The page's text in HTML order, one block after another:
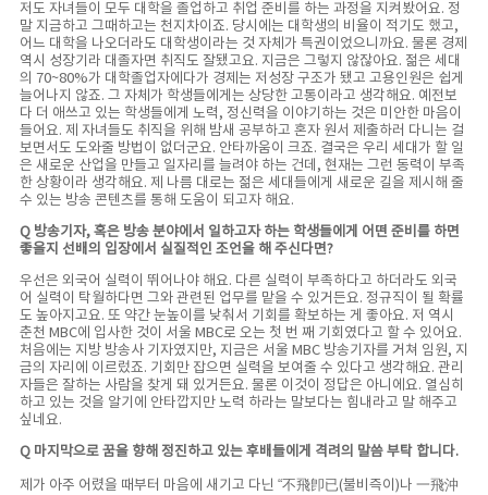
저도 자녀들이 모두 대학을 졸업하고 취업 준비를 하는 과정을 지켜봤어요. 정
말 지금하고 그때하고는 천지차이죠. 당시에는 대학생의 비율이 적기도 했고,
어느 대학을 나오더라도 대학생이라는 것 자체가 특권이었으니까요. 물론 경제
역시 성장기라 대졸자면 취직도 잘됐고요. 지금은 그렇지 않잖아요. 젊은 세대
의 70~80%가 대학졸업자에다가 경제는 저성장 구조가 됐고 고용인원은 쉽게
늘어나지 않죠. 그 자체가 학생들에게는 상당한 고통이라고 생각해요. 예전보
다 더 애쓰고 있는 학생들에게 노력, 정신력을 이야기하는 것은 미안한 마음이
들어요. 제 자녀들도 취직을 위해 밤새 공부하고 혼자 원서 제출하러 다니는 걸
보면서도 도와줄 방법이 없더군요. 안타까움이 크죠. 결국은 우리 세대가 할 일
은 새로운 산업을 만들고 일자리를 늘려야 하는 건데, 현재는 그런 동력이 부족
한 상황이라 생각해요. 제 나름 대로는 젊은 세대들에게 새로운 길을 제시해 줄
수 있는 방송 콘텐츠를 통해 도움이 되고자 해요.
Q 방송기자, 혹은 방송 분야에서 일하고자 하는 학생들에게 어떤 준비를 하면
좋을지 선배의 입장에서 실질적인 조언을 해 주신다면?
우선은 외국어 실력이 뛰어나야 해요. 다른 실력이 부족하다고 하더라도 외국
어 실력이 탁월하다면 그와 관련된 업무를 맡을 수 있거든요. 정규직이 될 확률
도 높아지고요. 또 약간 눈높이를 낮춰서 기회를 확보하는 게 좋아요. 저 역시
춘천 MBC에 입사한 것이 서울 MBC로 오는 첫 번 째 기회였다고 할 수 있어요.
처음에는 지방 방송사 기자였지만, 지금은 서울 MBC 방송기자를 거쳐 임원, 지
금의 자리에 이르렀죠. 기회만 잡으면 실력을 보여줄 수 있다고 생각해요. 관리
자들은 잘하는 사람을 찾게 돼 있거든요. 물론 이것이 정답은 아니에요. 열심히
하고 있는 것을 알기에 안타깝지만 노력 하라는 말보다는 힘내라고 말 해주고
싶네요.
Q 마지막으로 꿈을 향해 정진하고 있는 후배들에게 격려의 말씀 부탁 합니다.
제가 아주 어렸을 때부터 마음에 새기고 다닌 “不飛卽已(불비즉이)나 一飛沖